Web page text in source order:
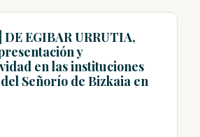
EGIBAR URRUTIA,
y
en las instituciones
Señorío de Bizkaia en